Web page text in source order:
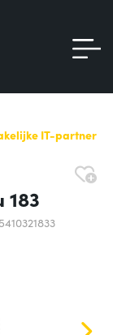
IT-partner